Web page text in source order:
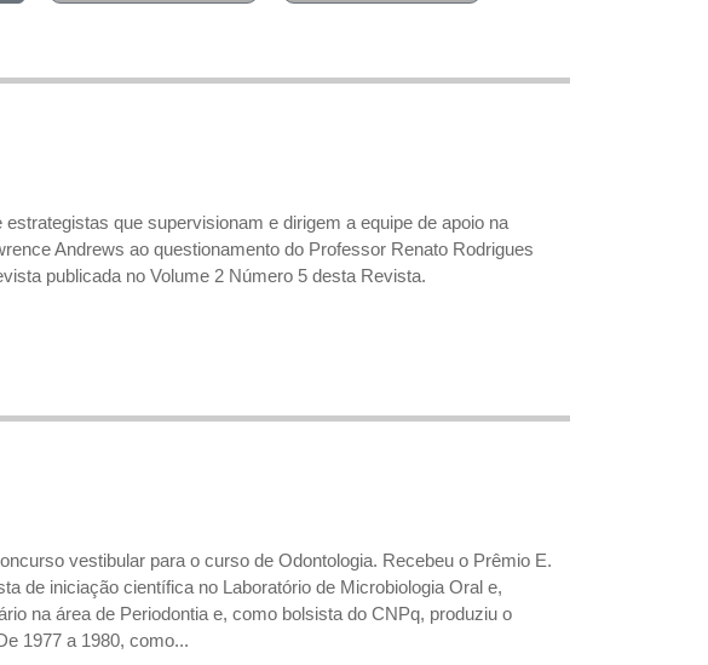
que supervisionam e dirigem a equipe de apoio na
Andrews ao questionamento do Professor Renato Rodrigues
publicada no Volume 2 Número 5 desta Revista.
vestibular para o curso de Odontologia. Recebeu o Prêmio E.
de iniciação científica no Laboratório de Microbiologia Oral e,
na área de Periodontia e, como bolsista do CNPq, produziu o
1977 a 1980, como...